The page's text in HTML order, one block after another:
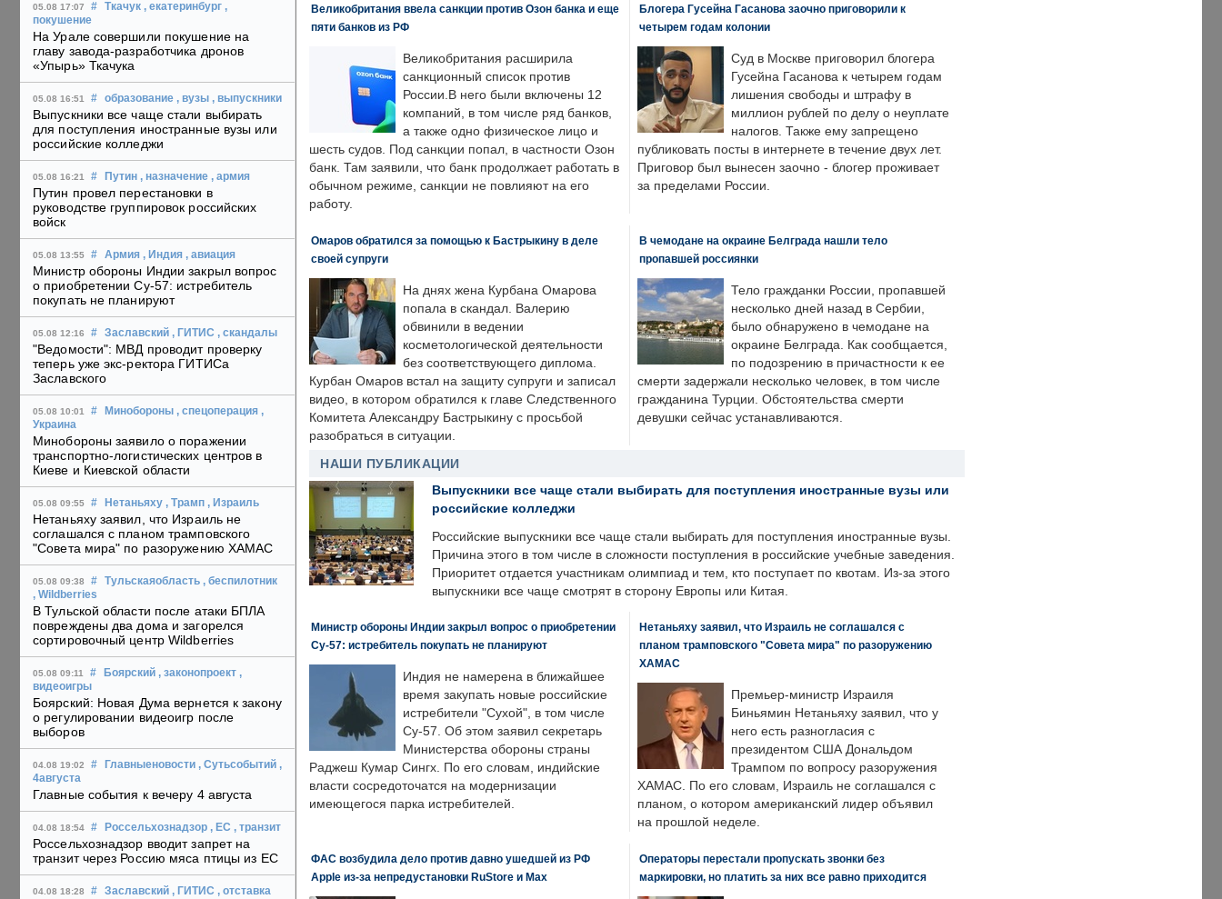
05.08 17:07 # Ткачук , екатеринбург ,
покушение
На Урале совершили покушение на
главу завода-разработчика дронов
«Упырь» Ткачука
05.08 16:51 # образование , вузы , выпускники
Выпускники все чаще стали выбирать
для поступления иностранные вузы или
российские колледжи
05.08 16:21 # Путин , назначение , армия
Путин провел перестановки в
руководстве группировок российских
войск
05.08 13:55 # Армия , Индия , авиация
Министр обороны Индии закрыл вопрос
о приобретении Су-57: истребитель
покупать не планируют
05.08 12:16 # Заславский , ГИТИС , скандалы
"Ведомости": МВД проводит проверку
теперь уже экс-ректора ГИТИСа
Заславского
05.08 10:01 # Минобороны , спецоперация ,
Украина
Минобороны заявило о поражении
транспортно-логистических центров в
Киеве и Киевской области
05.08 09:55 # Нетаньяху , Трамп , Израиль
Нетаньяху заявил, что Израиль не
соглашался с планом трамповского
"Совета мира" по разоружению ХАМАС
05.08 09:38 # Тульскаяобласть , беспилотник
, Wildberries
В Тульской области после атаки БПЛА
повреждены два дома и загорелся
сортировочный центр Wildberries
05.08 09:11 # Боярский , законопроект ,
видеоигры
Боярский: Новая Дума вернется к закону
о регулировании видеоигр после
выборов
04.08 19:02 # Главныеновости , Сутьсобытий ,
4августа
Главные события к вечеру 4 августа
04.08 18:54 # Россельхознадзор , ЕС , транзит
Россельхознадзор вводит запрет на
транзит через Россию мяса птицы из ЕС
04.08 18:28 # Заславский , ГИТИС , отставка
Великобритания ввела санкции против Озон банка и еще
пяти банков из РФ
Великобритания расширила
санкционный список против
России.В него были включены 12
компаний, в том числе ряд банков,
а также одно физическое лицо и
шесть судов. Под санкции попал, в частности Озон
банк. Там заявили, что банк продолжает работать в
обычном режиме, санкции не повлияют на его
работу.
Блогера Гусейна Гасанова заочно приговорили к
четырем годам колонии
Суд в Москве приговорил блогера
Гусейна Гасанова к четырем годам
лишения свободы и штрафу в
миллион рублей по делу о неуплате
налогов. Также ему запрещено
публиковать посты в интернете в течение двух лет.
Приговор был вынесен заочно - блогер проживает
за пределами России.
Омаров обратился за помощью к Бастрыкину в деле
своей супруги
На днях жена Курбана Омарова
попала в скандал. Валерию
обвинили в ведении
косметологической деятельности
без соответствующего диплома.
Курбан Омаров встал на защиту супруги и записал
видео, в котором обратился к главе Следственного
Комитета Александру Бастрыкину с просьбой
разобраться в ситуации.
В чемодане на окраине Белграда нашли тело
пропавшей россиянки
Тело гражданки России, пропавшей
несколько дней назад в Сербии,
было обнаружено в чемодане на
окраине Белграда. Как сообщается,
по подозрению в причастности к ее
смерти задержали несколько человек, в том числе
гражданина Турции. Обстоятельства смерти
девушки сейчас устанавливаются.
НАШИ ПУБЛИКАЦИИ
Выпускники все чаще стали выбирать для поступления иностранные вузы или
российские колледжи
Российские выпускники все чаще стали выбирать для поступления иностранные вузы.
Причина этого в том числе в сложности поступления в российские учебные заведения.
Приоритет отдается участникам олимпиад и тем, кто поступает по квотам. Из-за этого
выпускники все чаще смотрят в сторону Европы или Китая.
Министр обороны Индии закрыл вопрос о приобретении
Су-57: истребитель покупать не планируют
Индия не намерена в ближайшее
время закупать новые российские
истребители "Сухой", в том числе
Су-57. Об этом заявил секретарь
Министерства обороны страны
Раджеш Кумар Сингх. По его словам, индийские
власти сосредоточатся на модернизации
имеющегося парка истребителей.
Нетаньяху заявил, что Израиль не соглашался с
планом трамповского "Совета мира" по разоружению
ХАМАС
Премьер-министр Израиля
Биньямин Нетаньяху заявил, что у
него есть разногласия с
президентом США Дональдом
Трампом по вопросу разоружения
ХАМАС. По его словам, Израиль не соглашался с
планом, о котором американский лидер объявил
на прошлой неделе.
ФАС возбудила дело против давно ушедшей из РФ
Apple из-за непредустановки RuStore и Max
Операторы перестали пропускать звонки без
маркировки, но платить за них все равно приходится